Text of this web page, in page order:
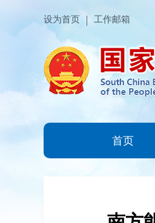
设为首页 工作邮箱
首页